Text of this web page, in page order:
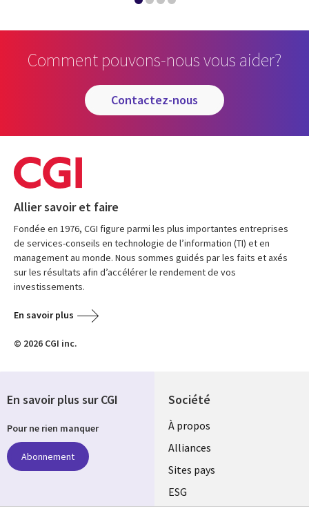
Comment pouvons-nous vous aider?
contactez-nous
Allier savoir et faire
Fondée en 1976, CGI figure parmi les plus importantes entreprises
de services-conseils en technologie de l’information (TI) et en
management au monde. Nous sommes guidés par les faits et axés
sur les résultats afin d’accélérer le rendement de vos
investissements.
En savoir plus
© 2026 CGI inc.
Société
À propos
Alliances
Sites pays
ESG
En savoir plus sur CGI
Pour ne rien manquer
Abonnement